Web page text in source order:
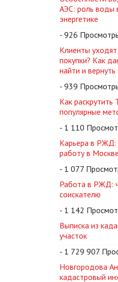
АЭС: роль воды
энергетике
- 926
Клиенты
покупки? Как
найти и вернуть
- 939
Как раскрутить
популярные
- 1 110
Карьера в РЖД:
работу в Москве
- 1 077
Работа в РЖД:
соискателю
- 1 142
Выписка из
участок
- 1 729 907
Новгородова
кадастровый